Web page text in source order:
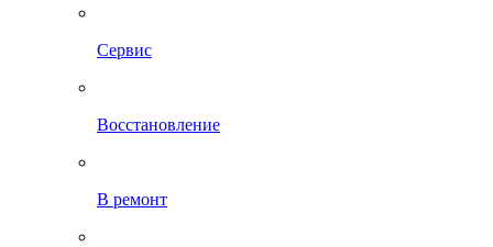
Сервис
Восстановление
В ремонт